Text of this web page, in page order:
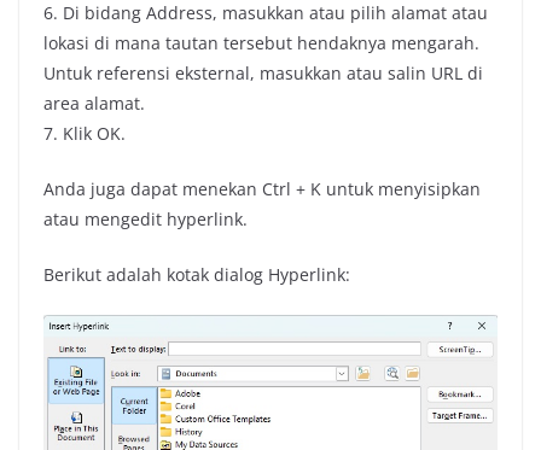
6. Di bidang Address, masukkan atau pilih alamat atau
lokasi di mana tautan tersebut hendaknya mengarah.
Untuk referensi eksternal, masukkan atau salin URL di
area alamat.
7. Klik OK.
Anda juga dapat menekan Ctrl + K untuk menyisipkan
atau mengedit hyperlink.
Berikut adalah kotak dialog Hyperlink: